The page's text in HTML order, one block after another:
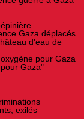
Gaza déplacés
d'eau de
pour Gaza
Gaza"
exilés